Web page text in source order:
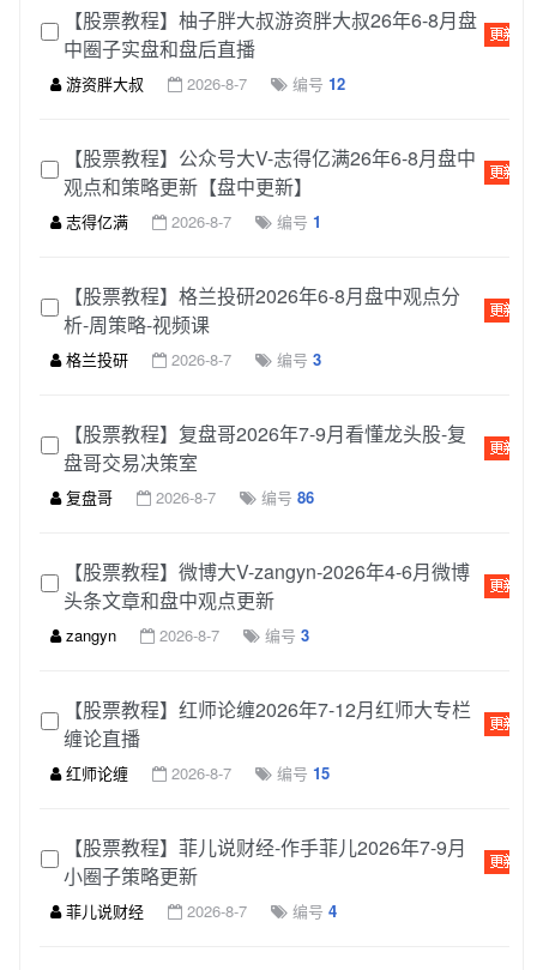
【股票教程】柚子胖大叔游资胖大叔26年6-8月盘
中圈子实盘和盘后直播
游资胖大叔 2026-8-7 编号 12
【股票教程】公众号大V-志得亿满26年6-8月盘中
观点和策略更新【盘中更新】
志得亿满 2026-8-7 编号 1
【股票教程】格兰投研2026年6-8月盘中观点分
析-周策略-视频课
格兰投研 2026-8-7 编号 3
【股票教程】复盘哥2026年7-9月看懂龙头股-复
盘哥交易决策室
复盘哥 2026-8-7 编号 86
【股票教程】微博大V-zangyn-2026年4-6月微博
头条文章和盘中观点更新
zangyn 2026-8-7 编号 3
【股票教程】红师论缠2026年7-12月红师大专栏
缠论直播
红师论缠 2026-8-7 编号 15
【股票教程】菲儿说财经-作手菲儿2026年7-9月
小圈子策略更新
菲儿说财经 2026-8-7 编号 4